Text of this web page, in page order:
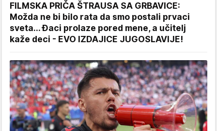
FILMSKA PRIČA ŠTRAUSA SA GRBAVICE:
Možda ne bi bilo rata da smo postali prvaci
sveta... Đaci prolaze pored mene, a učitelj
kaže deci - EVO IZDAJICE JUGOSLAVIJE!